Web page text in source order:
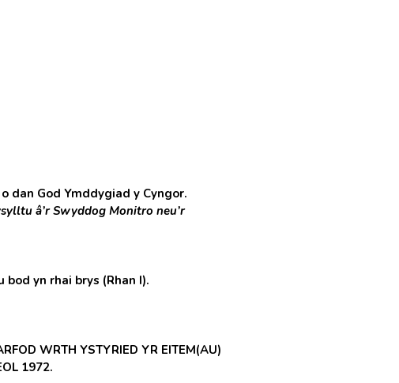
dan God Ymddygiad y Cyngor.
â’r Swyddog Monitro neu’r
yn rhai brys (Rhan I).
WRTH YSTYRIED YR EITEM(AU)
1972.